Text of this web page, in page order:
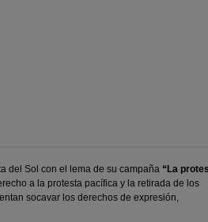
del Sol con el lema de su campaña “La
a la protesta pacífica y la retirada de los
socavar los derechos de expresión,